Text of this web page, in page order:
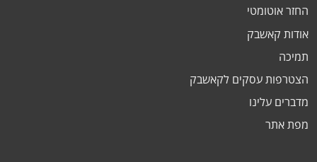
החזר אוטומטי
אודות קאשבק
תמיכה
הצטרפות עסקים לקאשבק
מדברים עלינו
מפת אתר